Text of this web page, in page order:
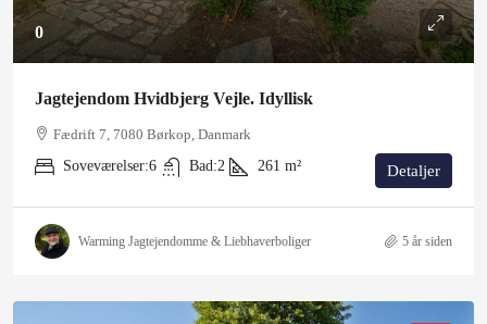
0
Jagtejendom Hvidbjerg Vejle. Idyllisk
Fædrift 7, 7080 Børkop, Danmark
Soveværelser:6 Bad:2 261 m² Detaljer
Warming Jagtejendomme & Liebhaverboliger 5 år siden